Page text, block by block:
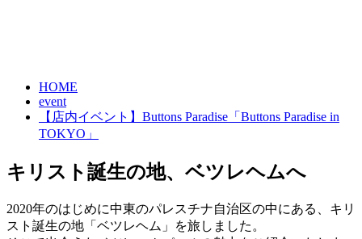
HOME
event
【店内イベント】Buttons Paradise「Buttons Paradise in
TOKYO」
キリスト誕生の地、ベツレヘムへ
2020年のはじめに中東のパレスチナ自治区の中にある、キリ
スト誕生の地「ベツレヘム」を旅しました。